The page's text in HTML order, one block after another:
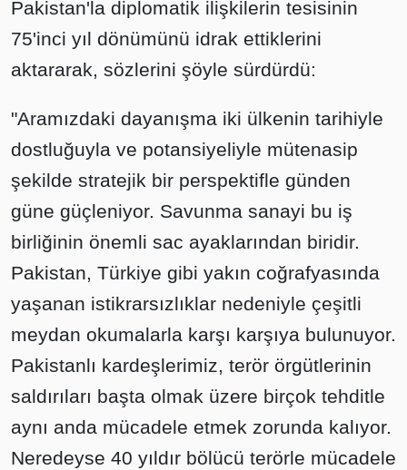
Pakistan'la diplomatik ilişkilerin tesisinin
75'inci yıl dönümünü idrak ettiklerini
aktararak, sözlerini şöyle sürdürdü:
"Aramızdaki dayanışma iki ülkenin tarihiyle
dostluğuyla ve potansiyeliyle mütenasip
şekilde stratejik bir perspektifle günden
güne güçleniyor. Savunma sanayi bu iş
birliğinin önemli sac ayaklarından biridir.
Pakistan, Türkiye gibi yakın coğrafyasında
yaşanan istikrarsızlıklar nedeniyle çeşitli
meydan okumalarla karşı karşıya bulunuyor.
Pakistanlı kardeşlerimiz, terör örgütlerinin
saldırıları başta olmak üzere birçok tehditle
aynı anda mücadele etmek zorunda kalıyor.
Neredeyse 40 yıldır bölücü terörle mücadele